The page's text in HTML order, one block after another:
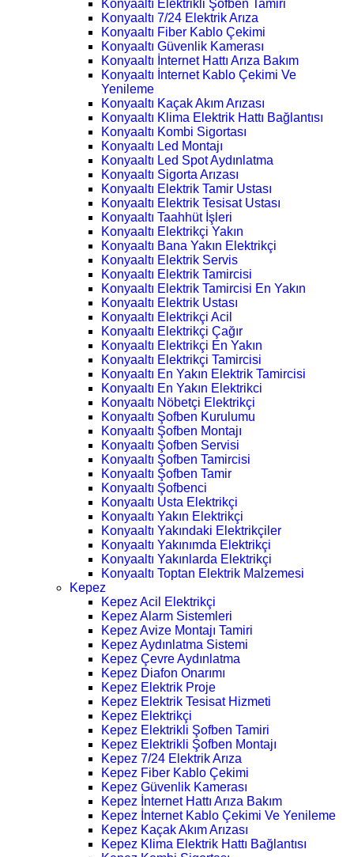
Konyaaltı Elektrikli Şofben Tamiri
Konyaaltı 7/24 Elektrik Arıza
Konyaaltı Fiber Kablo Çekimi
Konyaaltı Güvenlik Kamerası
Konyaaltı İnternet Hattı Arıza Bakım
Konyaaltı İnternet Kablo Çekimi Ve
Yenileme
Konyaaltı Kaçak Akım Arızası
Konyaaltı Klima Elektrik Hattı Bağlantısı
Konyaaltı Kombi Sigortası
Konyaaltı Led Montajı
Konyaaltı Led Spot Aydınlatma
Konyaaltı Sigorta Arızası
Konyaaltı Elektrik Tamir Ustası
Konyaaltı Elektrik Tesisat Ustası
Konyaaltı Taahhüt İşleri
Konyaaltı Elektrikçi Yakın
Konyaaltı Bana Yakın Elektrikçi
Konyaaltı Elektrik Servis
Konyaaltı Elektrik Tamircisi
Konyaaltı Elektrik Tamircisi En Yakın
Konyaaltı Elektrik Ustası
Konyaaltı Elektrikçi Acil
Konyaaltı Elektrikçi Çağır
Konyaaltı Elektrikçi En Yakın
Konyaaltı Elektrikçi Tamircisi
Konyaaltı En Yakın Elektrik Tamircisi
Konyaaltı En Yakın Elektrikci
Konyaaltı Nöbetçi Elektrikçi
Konyaaltı Şofben Kurulumu
Konyaaltı Şofben Montajı
Konyaaltı Şofben Servisi
Konyaaltı Şofben Tamircisi
Konyaaltı Şofben Tamir
Konyaaltı Şofbenci
Konyaaltı Usta Elektrikçi
Konyaaltı Yakın Elektrikçi
Konyaaltı Yakındaki Elektrikçiler
Konyaaltı Yakınımda Elektrikçi
Konyaaltı Yakınlarda Elektrikçi
Konyaaltı Toptan Elektrik Malzemesi
Kepez
Kepez Acil Elektrikçi
Kepez Alarm Sistemleri
Kepez Avize Montajı Tamiri
Kepez Aydınlatma Sistemi
Kepez Çevre Aydınlatma
Kepez Diafon Onarımı
Kepez Elektrik Proje
Kepez Elektrik Tesisat Hizmeti
Kepez Elektrikçi
Kepez Elektrikli Şofben Tamiri
Kepez Elektrikli Şofben Montajı
Kepez 7/24 Elektrik Arıza
Kepez Fiber Kablo Çekimi
Kepez Güvenlik Kamerası
Kepez İnternet Hattı Arıza Bakım
Kepez İnternet Kablo Çekimi Ve Yenileme
Kepez Kaçak Akım Arızası
Kepez Klima Elektrik Hattı Bağlantısı